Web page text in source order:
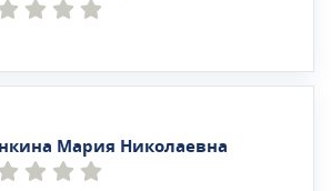
Мария Николаевна